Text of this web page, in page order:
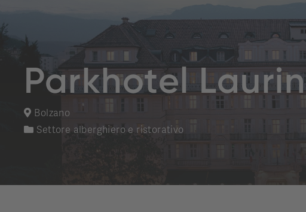
Parkhotel Laurin
Bolzano
Settore alberghiero e ristorativo